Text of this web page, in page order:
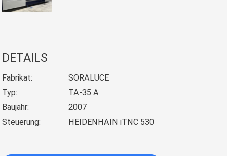
DETAILS
Fabrikat:
SORALUCE
Typ:
TA-35 A
Baujahr:
2007
Steuerung:
HEIDENHAIN iTNC 530